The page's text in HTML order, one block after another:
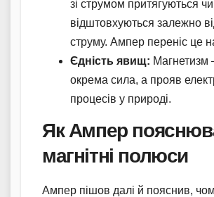
зі струмом притягуються чи
відштовхуються залежно
струму. Ампер переніс це
Єдність явищ: Магнетизм
окрема сила, а прояв
процесів у природі.
Як Ампер
магнітні полюси
Ампер пішов далі й пояснив,